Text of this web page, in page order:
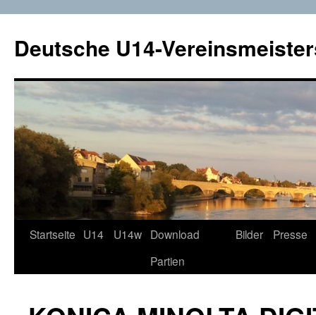
Deutsche U14-
Zum
Startseite U14 U14w Download
Partien
Bilder Presse